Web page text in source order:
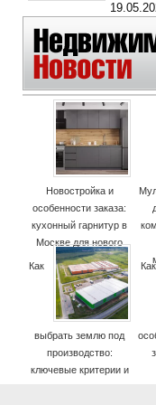
Новостройка и
особенности заказа:
кухонный гарнитур в
Москве для нового
дома
Как
выбрать землю под
производство:
ключевые критерии и
Как